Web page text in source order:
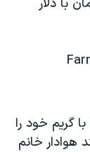
با دلار
گریم خود را
هوادار خانم